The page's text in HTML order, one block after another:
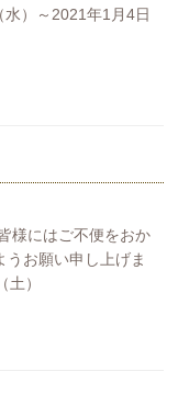
水）～2021年1月4日
様にはご不便をおか
お願い申し上げま
）